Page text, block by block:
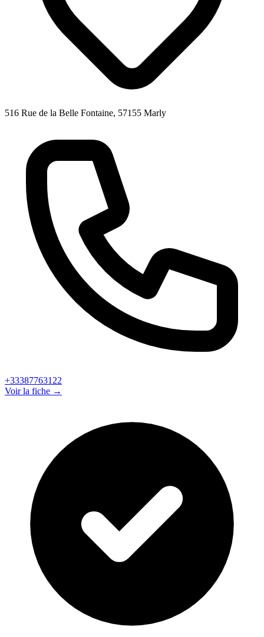
516 Rue de la Belle Fontaine, 57155 Marly
+33387763122
Voir la fiche →